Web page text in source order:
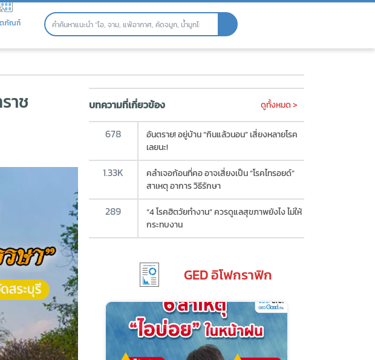
ภัณฑ์
ทราชวรมหาวิหาร - GED good life ชีวิ
าช
บทความที่เกี่ยวข้อง ดูทั้งหมด >
678
อันตราย! อยู่บ้าน “กินแล้วนอน” เสี่ยงหลายโรค
เลยนะ!
1.33K
คลำเจอก้อนที่คอ อาจเสี่ยงเป็น “โรคไทรอยด์”
สาเหตุ อาการ วิธีรักษา
289
“4 โรคฮิตวัยทำงาน” ควรดูแลสุขภาพยังไง ไม่ให้
กระทบงาน
GED อิโฟกราฟิก